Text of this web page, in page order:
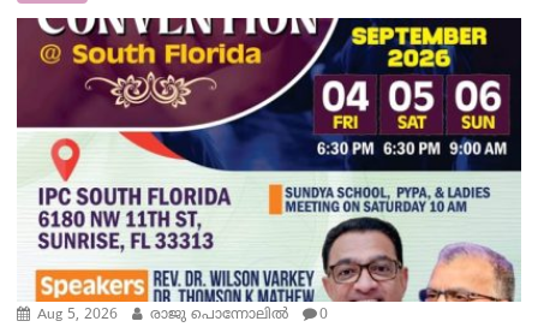
Aug 5, 2026 രാജു പൊന്നോലിൽ 0